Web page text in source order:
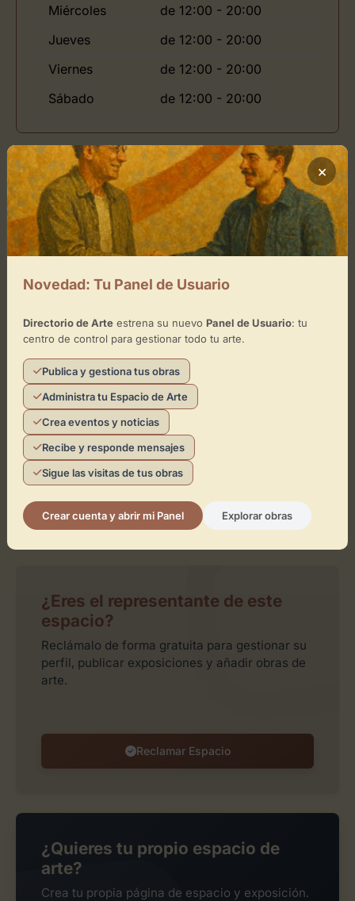
Miércoles
de 12:00 - 20:00
Jueves
de 12:00 - 20:00
Viernes
de 12:00 - 20:00
Sábado
de 12:00 - 20:00
Ubicación de Espacio BCN
Cómo llegar
Espacio BCN
×
+
−
Leaflet | ©OpenStreetMapcontributors
Toca el mapa para interactuar
Activar Mapa
¿Eres el representante de este
espacio?
Reclámalo de forma gratuita para gestionar su
perfil, publicar exposiciones y añadir obras de
arte.
Reclamar Espacio
¿Quieres tu propio espacio de
arte?
Crea tu propia página de espacio y exposición.
×
Novedad: Tu Panel de Usuario
Directorio de Arteestrena su nuevo Panel de Usuario: tu
centro de control para gestionar todo tu arte.
Publica y gestiona tus obras
Administra tu Espacio de Arte
Crea eventos y noticias
Recibe y responde mensajes
Sigue las visitas de tus obras
Crear cuenta y abrir mi Panel Explorar obras